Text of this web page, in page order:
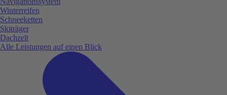
Winterreifen
Schneeketten
Skiträger
Dachzelt
Alle Leistungen auf einen Blick